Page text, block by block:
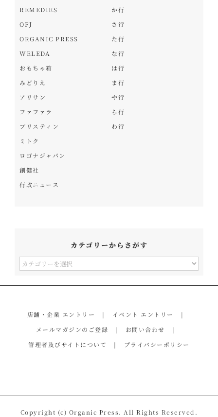
REMEDIES
OFJ
ORGANIC PRESS
WELEDA
おもちゃ箱
みどりえ
アリサン
ファファラ
プリスティン
ミトク
ロゴナジャパン
創健社
行政ニュース
か行
さ行
た行
な行
は行
ま行
や行
ら行
わ行
カテゴリーからさがす
カ
す
店舗・企業 エントリー
イベント エントリー
メールマガジンのご登録
お問い合わせ
管理者及びサイトについて
プライバシーポリシー
Copyright (c) Organic Press. All Rights Reserved.